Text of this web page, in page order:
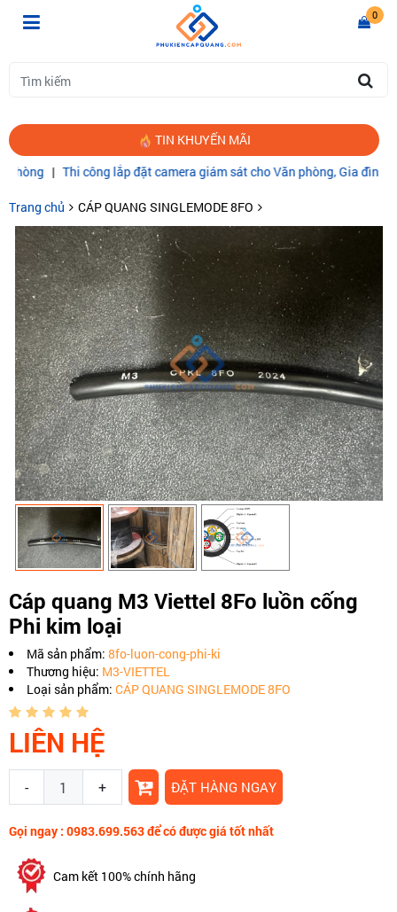
0
TIN KHUYẾN MÃI
công lắp đặt camera giám sát cho Văn phòng, Gia đình|CÁP
Trang chủ CÁP QUANG SINGLEMODE 8FO
Cáp quang M3 Viettel 8Fo luồn cống
Phi kim loại
Mã sản phẩm: 8fo-luon-cong-phi-ki
Thương hiệu: M3-VIETTEL
Loại sản phẩm: CÁP QUANG SINGLEMODE 8FO
LIÊN HỆ
- + ĐẶT HÀNG NGAY
Gọi ngay : 0983.699.563 để có được giá tốt nhất
Cam kết 100% chính hãng